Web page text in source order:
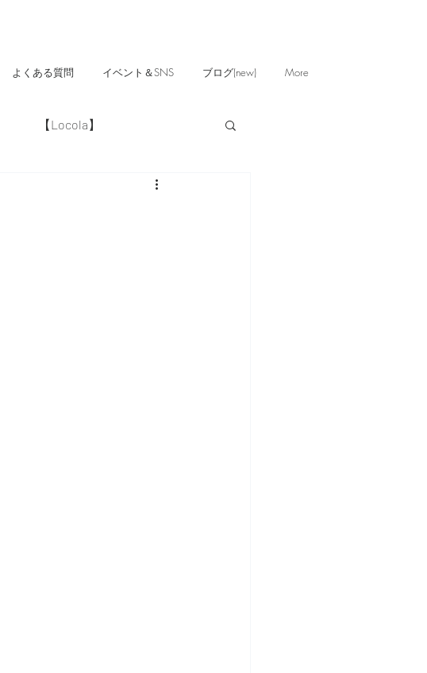
よくある質問 イベント＆SNS ブログ(new) More
【Locola】